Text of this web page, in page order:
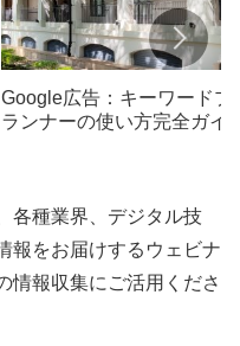
Google広告：キーワードプ
ランナーの使い方完全ガイ
各種業界、デジタル技
報をお届けするウェビナ
情報収集にご活用くださ